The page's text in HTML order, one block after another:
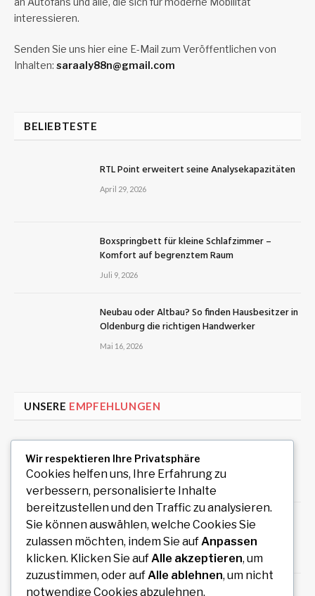
interessieren.
Senden Sie uns hier eine E-Mail zum Veröffentlichen von
Inhalten: saraaly88n@gmail.com
BELIEBTESTE
RTL Point erweitert seine Analysekapazitäten
April 29, 2026
Boxspringbett für kleine Schlafzimmer –
Komfort auf begrenztem Raum
Juli 9, 2026
Neubau oder Altbau? So finden Hausbesitzer in
Oldenburg die richtigen Handwerker
Mai 16, 2026
UNSERE EMPFEHLUNGEN
Mobile Wellness
Auto Anmeldung einfach online durchführen
und sofort legal losfahren
August 7, 2026
How an Image Compressor Helps Students,
Wir respektieren Ihre Privatsphäre
Cookies helfen uns, Ihre Erfahrung zu
verbessern, personalisierte Inhalte
bereitzustellen und den Traffic zu analysieren.
Sie können auswählen, welche Cookies Sie
zulassen möchten, indem Sie aufAnpassen
klicken. Klicken Sie aufAlle akzeptieren, um
zuzustimmen, oder aufAlle ablehnen, um nicht
notwendige Cookies abzulehnen.